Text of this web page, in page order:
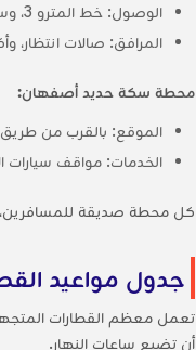
الوصول: خط المترو 3، وسيارات الأجرة، والحافلات بين المدن
المرافق: صالات انتظار،
محطة سكة حديد أصفهان:
الموقع: بالقرب من طريق خرازي السريع،
الخدمات: مواقف سيارات
كل محطة صديقة للمسافرين،
جدول مواعيد
تعمل معظم القطارات
أن تضيع ساعات النهار.